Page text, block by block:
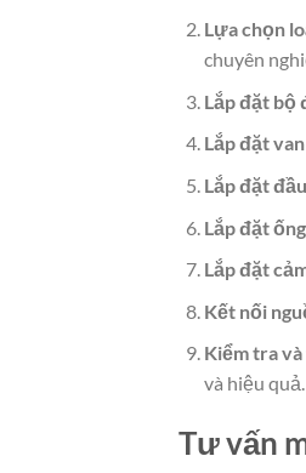
Lựa chọn
chuyên
Lắp đặt bộ
Lắp đặt
Lắp đặt
Lắp đặt
Lắp đặt
Kết nối
Kiểm tra
và hiệu quả.
Tư vấn